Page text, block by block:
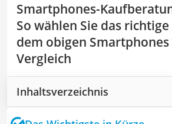
Smartphones-
So wählen Sie das
dem obigen
Vergleich
Inhaltsverzeichnis